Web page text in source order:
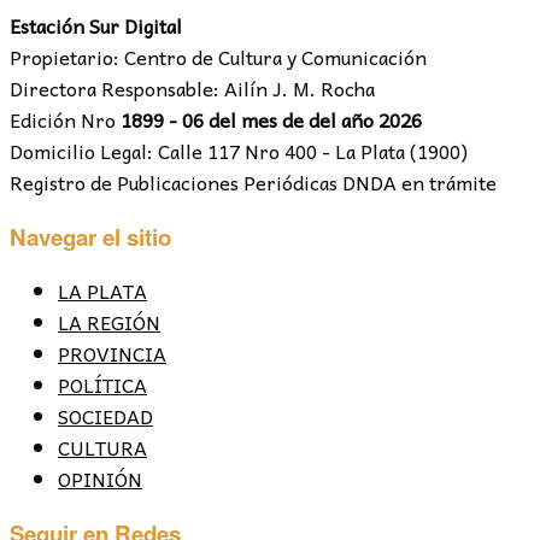
Estación Sur Digital
Propietario: Centro de Cultura y Comunicación
Directora Responsable: Ailín J. M. Rocha
Edición Nro 1899 - 06 del mes de del año 2026
Domicilio Legal: Calle 117 Nro 400 - La Plata (1900)
Registro de Publicaciones Periódicas DNDA en trámite
Navegar el sitio
LA PLATA
LA REGIÓN
PROVINCIA
POLÍTICA
SOCIEDAD
CULTURA
OPINIÓN
Seguir en Redes